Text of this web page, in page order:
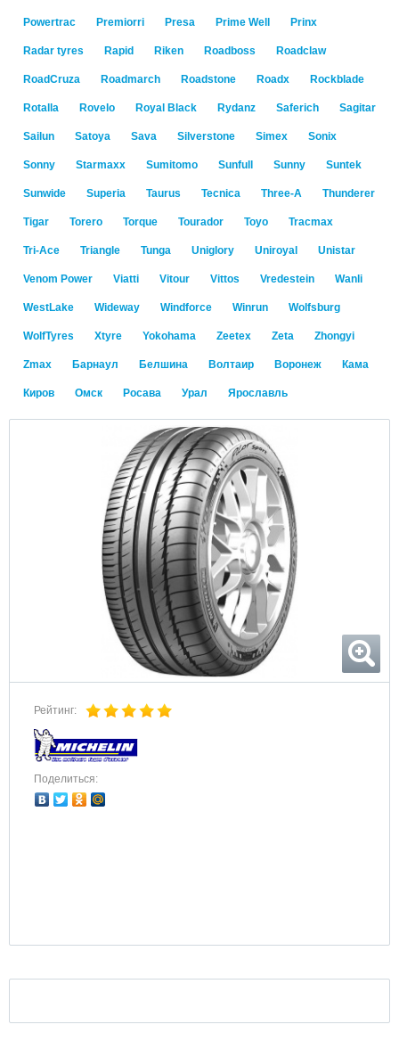
Powertrac Premiorri Presa Prime Well Prinx
Radar tyres Rapid Riken Roadboss Roadclaw
RoadCruza Roadmarch Roadstone Roadx Rockblade
Rotalla Rovelo Royal Black Rydanz Saferich Sagitar
Sailun Satoya Sava Silverstone Simex Sonix
Sonny Starmaxx Sumitomo Sunfull Sunny Suntek
Sunwide Superia Taurus Tecnica Three-A Thunderer
Tigar Torero Torque Tourador Toyo Tracmax
Tri-Ace Triangle Tunga Uniglory Uniroyal Unistar
Venom Power Viatti Vitour Vittos Vredestein Wanli
WestLake Wideway Windforce Winrun Wolfsburg
WolfTyres Xtyre Yokohama Zeetex Zeta Zhongyi
Zmax Барнаул Белшина Волтаир Воронеж Кама
Киров Омск Росава Урал Ярославль
Рейтинг:
Поделиться: